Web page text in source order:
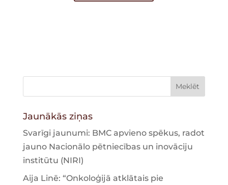
Jaunākās ziņas
Svarīgi jaunumi: BMC apvieno spēkus, radot
jauno Nacionālo pētniecības un inovāciju
institūtu (NIRI)
Aija Linē: “Onkoloģijā atklātais pie